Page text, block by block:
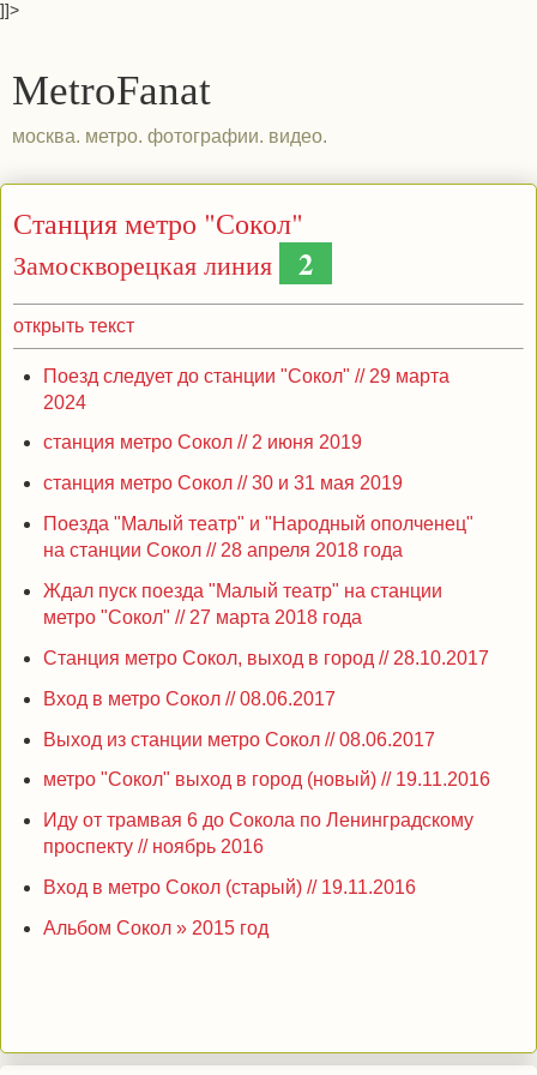
]]>
MetroFanat
москва. метро. фотографии. видео.
Станция метро "Сокол"
Замоскворецкая линия 2
открыть текст
Поезд следует до станции "Сокол" // 29 марта
2024
станция метро Сокол // 2 июня 2019
станция метро Сокол // 30 и 31 мая 2019
Поезда "Малый театр" и "Народный ополченец"
на станции Сокол // 28 апреля 2018 года
Ждал пуск поезда "Малый театр" на станции
метро "Сокол" // 27 марта 2018 года
Станция метро Сокол, выход в город // 28.10.2017
Вход в метро Сокол // 08.06.2017
Выход из станции метро Сокол // 08.06.2017
метро "Сокол" выход в город (новый) // 19.11.2016
Иду от трамвая 6 до Сокола по Ленинградскому
проспекту // ноябрь 2016
Вход в метро Сокол (старый) // 19.11.2016
Альбом Сокол » 2015 год